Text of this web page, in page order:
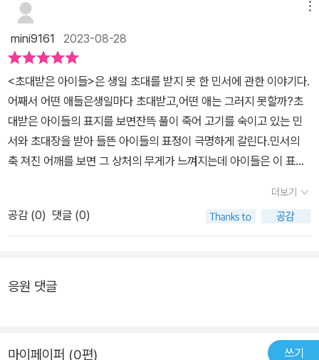
마음과 상황을 잘 표현하였고 아이들에게 공감하며 이야기를 실감 나
게 상상하여 읽을 수 있도록 해줍니다.​자라나는 아이들이 아직은 서
툴지만 친구에 대하여 생각해 보고소외된 마음, 상처받은 마음을 어
떻게 치유해야 하는지 민서를 통해 극복해나갈 수 있다는 것을 느끼
게 합니다.​많은 감동과 재미를 느끼게 해준 황선미 작가님의 초대받
은 아이들초등학교 아이들 동화로 강추합니다.
에 꼭 초대를 받고 싶습니다. 성모가 생일 초대장을 가지고 학교에 온
날 반 아이들은 성모 주변에 몰려 초대장을 서로 받으려고 합니다.​초
대장을 나눠 주면서 선물이 준비되었는지 물어볼 정도로 성모는 인기
도 많고 자신감도 많고 반 아이들을 쥐락펴락 할 수 있는 아이입니다.
이런 성모의 생일 파티에 초대받지 못한 민서의 마음이 어떨지 [초대
받은 아이들]을 굳이 읽지 않아도 짐작이 됩니다.그런 민서에게 성모
의 생일파티의 일정이 적힌 초대장이 도착합니다. 과연 성모가 보낸
것인지 궁금해 하며 설레어 하며 민서는 직접 그린 그림 공책을 갖고
생일파티에 갑니다.​ [초대받은 아이들]의 주인공인 민서가 준비한 직
접 그린 그림 공책은 평범한 선물은 아닙니다. 빠른 것과 화려한 것에
익숙한 아이들 눈에 과연 어떻게 보일지 민서의 선물이 재미있습니
는 민서의 마음을 알고 성모를 아이들이 있는 곳으로 직접 초대장을
가 있으니 걱정은 없겠다는 시원한 마음이 들었었어요. 아이의 마음
mini9161 2023-08-28
<초대받은 아이들>은 생일 초대를 받지 못 한 민서에 관한 이야기다.​​​
어째서 어떤 애들은​생일마다 초대받고,​어떤 애는 그러지 못할까?​​​초
대받은 아이들의 표지를 보면​잔뜩 풀이 죽어 고기를 숙이고 있는 민
서와 초대장을 받아 들뜬 아이들의 표정이 극명하게 갈린다.​민서의
축 져진 어깨를 보면 그 상처의 무게가 느껴지는데 아이들은 이 표지
더보기
공감 (0) 댓글 (0)
응원 댓글
마이페이퍼 (0편) 쓰기